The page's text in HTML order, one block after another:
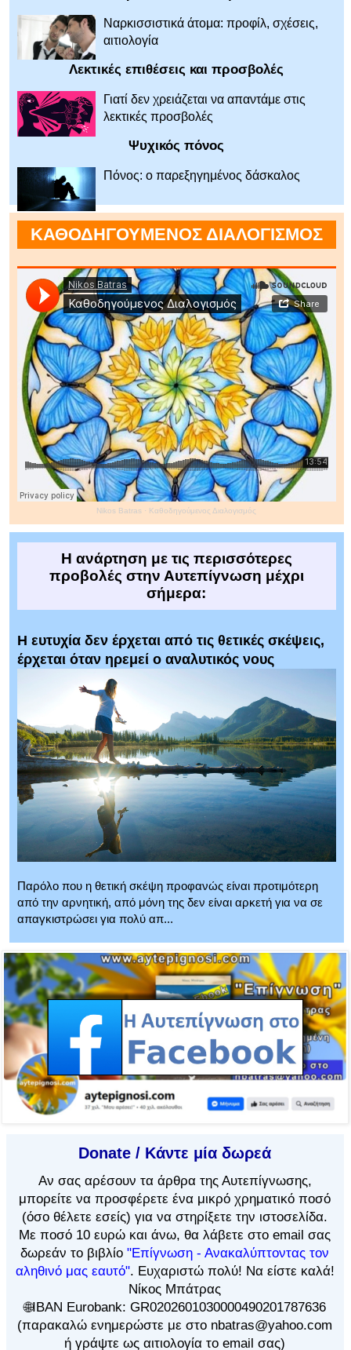
Ναρκισσιστικά άτομα: προφίλ, σχέσεις,
αιτιολογία
Λεκτικές επιθέσεις και προσβολές
Γιατί δεν χρειάζεται να απαντάμε στις
λεκτικές προσβολές
Ψυχικός πόνος
Πόνος: ο παρεξηγημένος δάσκαλος
ΚΑΘΟΔΗΓΟΥΜΕΝΟΣ ΔΙΑΛΟΓΙΣΜΟΣ
Nikos Batras · Καθοδηγούμενος Διαλογισμός
Η ανάρτηση με τις περισσότερες
προβολές στην Αυτεπίγνωση μέχρι
σήμερα:
Η ευτυχία δεν έρχεται από τις θετικές σκέψεις,
έρχεται όταν ηρεμεί ο αναλυτικός νους
Παρόλο που η θετική σκέψη προφανώς είναι προτιμότερη
από την αρνητική, από μόνη της δεν είναι αρκετή για να σε
απαγκιστρώσει για πολύ απ...
Donate / Κάντε μία δωρεά
Αν σας αρέσουν τα άρθρα της Αυτεπίγνωσης,
μπορείτε να προσφέρετε ένα μικρό χρηματικό ποσό
(όσο θέλετε εσείς) για να στηρίξετε την ιστοσελίδα.
Με ποσό 10 ευρώ και άνω, θα λάβετε στο email σας
δωρεάν το βιβλίο"Επίγνωση - Ανακαλύπτοντας τον
αληθινό μας εαυτό". Ευχαριστώ πολύ! Να είστε καλά!
Νίκος Μπάτρας
🌐IBAN Eurobank: GR0202601030000490201787636
(παρακαλώ ενημερώστε με στο nbatras@yahoo.com
ή γράψτε ως αιτιολογία το email σας)